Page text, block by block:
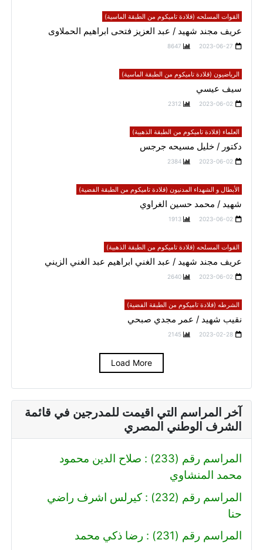
القوات المسلحه (قلادة تاميكوم من الطبقة الماسية)
عريف مجند شهيد / عبد العزيز فتحى ابراهيم الحملاوى
2023-06-27
8647
الرياضيون (قلادة تاميكوم من الطبقة الماسية)
سيف عيسي
2023-06-02
2312
العلماء (قلادة تاميكوم من الطبقة الذهبية)
دكتور / خليل مسيحه جرجس
2023-06-02
2384
الأبطال و الشهداء المدنيون (قلادة تاميكوم من الطبقة الفضية)
شهيد / محمد حسين الغراوي
2023-06-02
1913
القوات المسلحه (قلادة تاميكوم من الطبقة الذهبية)
عريف مجند شهيد / عبد الغني ابراهيم عبد الغني الزيني
2023-06-02
2640
الشرطه (قلادة تاميكوم من الطبقة الفضية)
نقيب شهيد / عمر مجدي صبحي
2023-02-28
2145
Load More
آخر المراسم التي اقيمت للمدرجين في قائمة
الشرف الوطني المصري
المراسم رقم (233) : صلاح الدين محمود
محمد المنشاوي
المراسم رقم (232) : كيرلس اشرف راضي
حنا
المراسم رقم (231) : رضا ذكي محمد